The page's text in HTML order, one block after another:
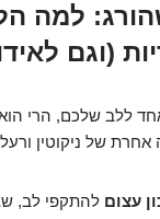
למה
(וגם
ללב שלכם, הרי
אחרת של ניקוטין
עצום להתקפי לב,